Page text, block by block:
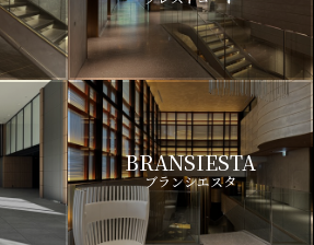
BRANSIESTA
ブランシエスタ